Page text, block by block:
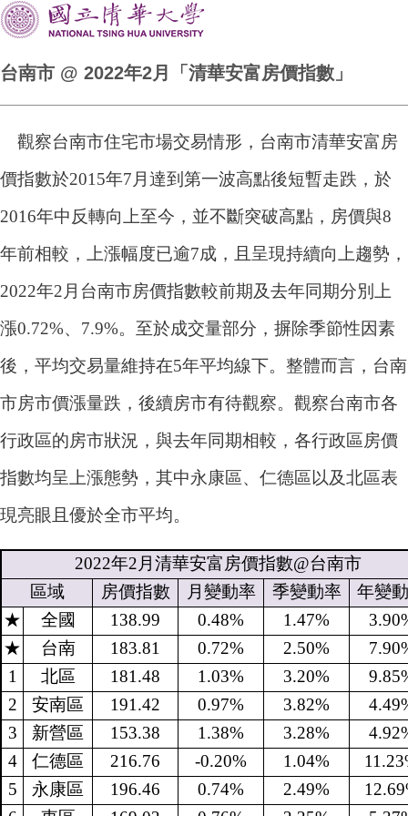
台南市 @ 2022年2月「清華安富房價指數」
觀察台南市住宅市場交易情形，台南市清華安富房
價指數於2015年7月達到第一波高點後短暫走跌，於
2016年中反轉向上至今，並不斷突破高點，房價與8
年前相較，上漲幅度已逾7成，且呈現持續向上趨勢，
2022年2月台南市房價指數較前期及去年同期分別上
漲0.72%、7.9%。至於成交量部分，摒除季節性因素
後，平均交易量維持在5年平均線下。整體而言，台南
市房市價漲量跌，後續房市有待觀察。觀察台南市各
行政區的房市狀況，與去年同期相較，各行政區房價
指數均呈上漲態勢，其中永康區、仁德區以及北區表
現亮眼且優於全市平均。
2022年2 月清華安富房價指數@台南市
區域
房價指數 月變動率 季變動率
年變
★
全國 138.99 0.48% 1.47%
★
台南 183.81 0.72% 2.50%
1
北區 181.48 1.03% 3.20%
2
安南區 191.42 0.97% 3.82%
3
新營區 153.38 1.38% 3.28%
4
仁德區 216.76 -0.20% 1.04%
5
永康區 196.46 0.74% 2.49%